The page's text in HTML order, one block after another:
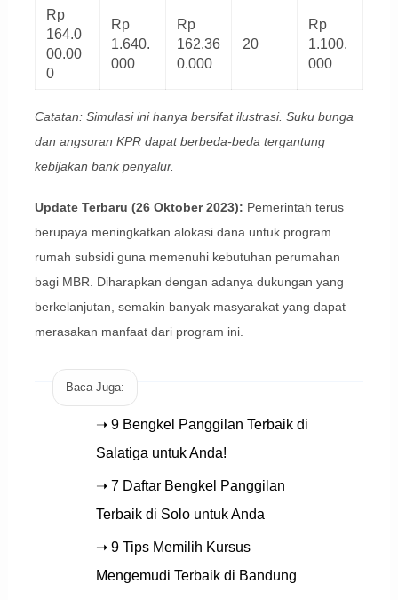
Rp
164.0
00.00
0
Rp
1.640.
000
Rp
162.36
0.000
20
Rp
1.100.
000
Catatan: Simulasi ini hanya bersifat ilustrasi. Suku bunga
dan angsuran KPR dapat berbeda-beda tergantung
kebijakan bank penyalur.
Update Terbaru (26 Oktober 2023): Pemerintah terus
berupaya meningkatkan alokasi dana untuk program
rumah subsidi guna memenuhi kebutuhan perumahan
bagi MBR. Diharapkan dengan adanya dukungan yang
berkelanjutan, semakin banyak masyarakat yang dapat
merasakan manfaat dari program ini.
Baca Juga:
➝ 9 Bengkel Panggilan Terbaik di
Salatiga untuk Anda!
➝ 7 Daftar Bengkel Panggilan
Terbaik di Solo untuk Anda
➝ 9 Tips Memilih Kursus
Mengemudi Terbaik di Bandung